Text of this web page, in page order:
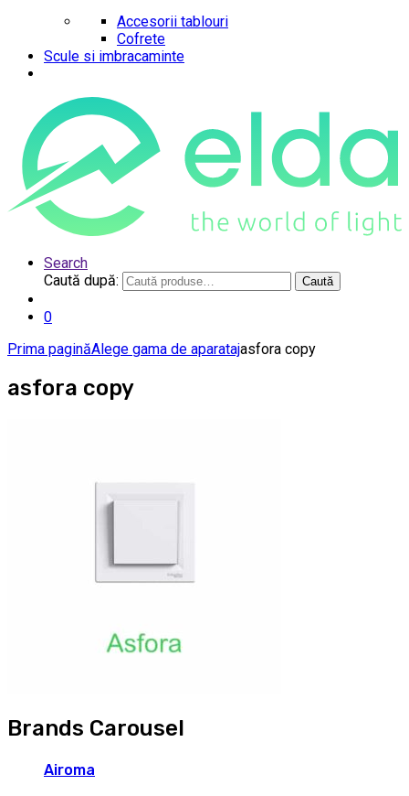
Accesorii tablouri
Cofrete
Scule si imbracaminte
Search
Caută după:
Caută
0
Prima paginăAlege gama de aparatajasfora copy
asfora copy
Brands Carousel
Airoma